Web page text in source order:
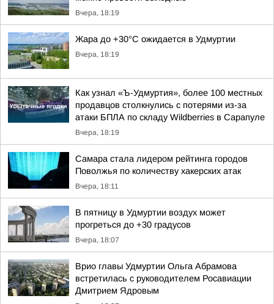
Вчера, 18:19
Жара до +30°С ожидается в Удмуртии
Вчера, 18:19
Как узнал «Ъ-Удмуртия», более 100 местных
продавцов столкнулись с потерями из-за
атаки БПЛА по складу Wildberries в Сарапуле
Вчера, 18:19
Самара стала лидером рейтинга городов
Поволжья по количеству хакерских атак
Вчера, 18:11
В пятницу в Удмуртии воздух может
прогреться до +30 градусов
Вчера, 18:07
Врио главы Удмуртии Ольга Абрамова
встретилась с руководителем Росавиации
Дмитрием Ядровым